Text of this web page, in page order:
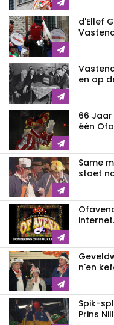
d'Ellef
en op
66
één
Same
stoet
internet.
n'en
Spik-
Prins